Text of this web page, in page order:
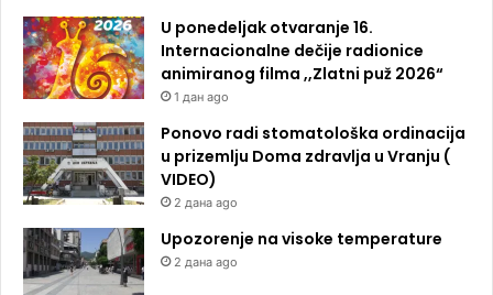
U ponedeljak otvaranje 16.
Internacionalne dečije radionice
animiranog filma ,,Zlatni puž 2026“
1 дан ago
Ponovo radi stomatološka ordinacija
u prizemlju Doma zdravlja u Vranju (
VIDEO)
2 дана ago
Upozorenje na visoke temperature
2 дана ago